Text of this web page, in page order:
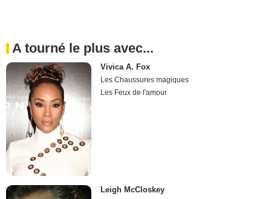
A tourné le plus avec...
Vivica A. Fox
Les Chaussures magiques
Les Feux de l'amour
Leigh McCloskey